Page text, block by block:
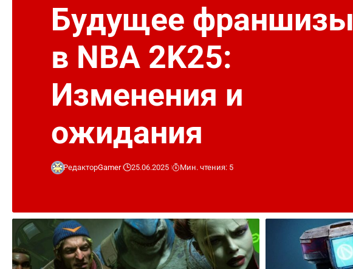
Будущее франшизы
в NBA 2K25:
Изменения и
ожидания
РедакторGamer 25.06.2025 Мин. чтения: 5